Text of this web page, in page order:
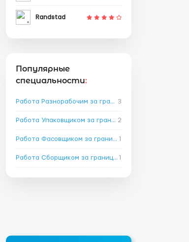
Randstad
Популярные
специальности:
Работа Разнорабочим за границей 3
Работа Упаковщиком за границей 2
Работа Фасовщиком за границей 1
Работа Сборщиком за границей 1